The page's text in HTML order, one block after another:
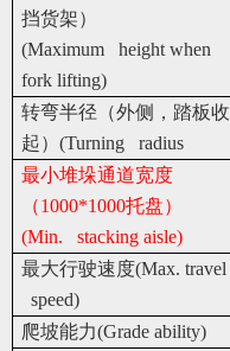
挡货架）
(Maximum height when
fork lifting)
转弯半径（外侧，踏板收
起）(Turning radius
最小堆垛通道宽度
（1000*1000托盘）
(Min. stacking aisle)
最大行驶速度(Max. travel
speed)
爬坡能力(Grade ability)